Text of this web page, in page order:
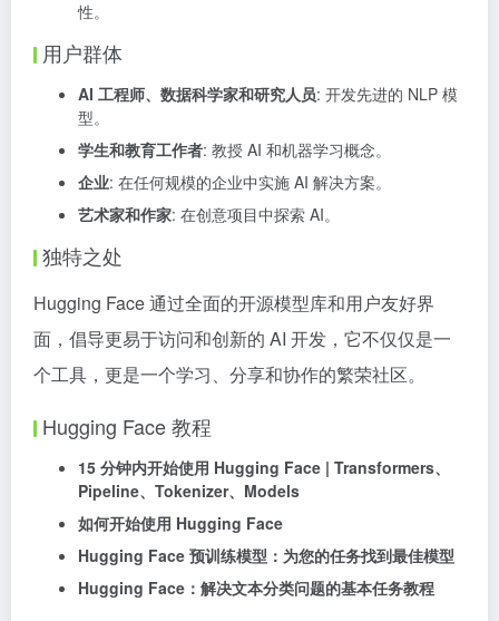
性。
用户群体
AI 工程师、数据科学家和研究人员: 开发先进的 NLP 模
型。
学生和教育工作者: 教授 AI 和机器学习概念。
企业: 在任何规模的企业中实施 AI 解决方案。
艺术家和作家: 在创意项目中探索 AI。
独特之处
Hugging Face 通过全面的开源模型库和用户友好界
面，倡导更易于访问和创新的 AI 开发，它不仅仅是一
个工具，更是一个学习、分享和协作的繁荣社区。
Hugging Face 教程
15 分钟内开始使用 Hugging Face | Transformers、
Pipeline、Tokenizer、Models
如何开始使用 Hugging Face
Hugging Face 预训练模型：为您的任务找到最佳模型
Hugging Face：解决文本分类问题的基本任务教程